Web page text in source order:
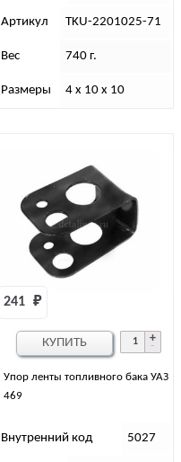
Артикул TKU-2201025-71
Вес 740 г.
Размеры 4 х 10 х 10
Упор ленты топливного бака УАЗ
469
241 ₽
Внутренний код 5027
КУПИТЬ